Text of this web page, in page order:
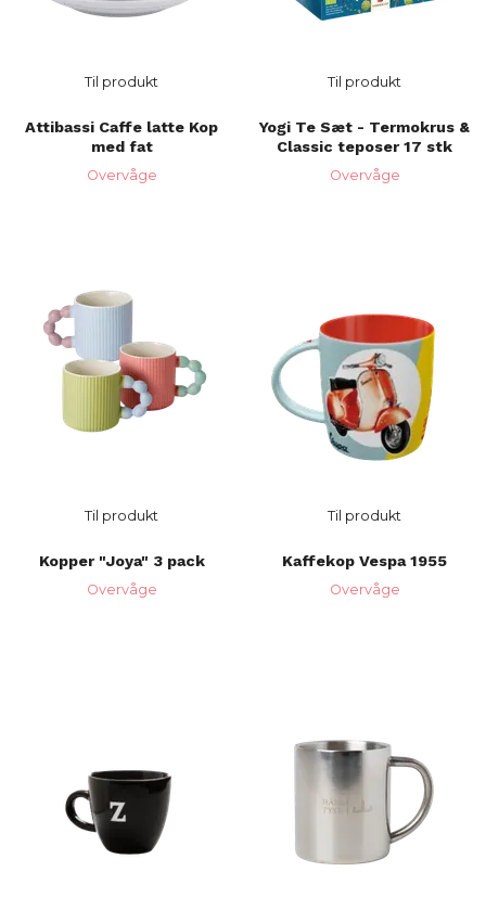
Til produkt
Attibassi Caffe latte Kop
med fat
Overvåge
Til produkt
Yogi Te Sæt - Termokrus &
Classic teposer 17 stk
Overvåge
Til produkt
Kopper "Joya" 3 pack
Overvåge
Til produkt
Kaffekop Vespa 1955
Overvåge